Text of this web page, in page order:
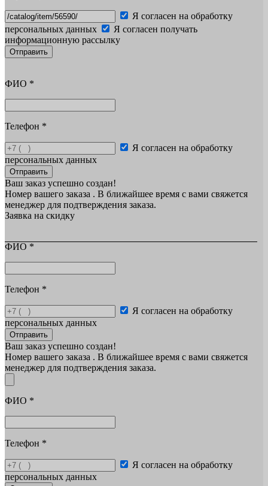
Я согласен на обработку
персональных данных
Я согласен получать
информационную рассылку
Отправить
ФИО *
Телефон *
Я согласен на обработку
персональных данных
Отправить
Ваш заказ успешно создан!
Номер вашего заказа . В ближайшее время с вами свяжется
менеджер для подтверждения заказа.
Заявка на скидку
ФИО *
Телефон *
Я согласен на обработку
персональных данных
Отправить
Ваш заказ успешно создан!
Номер вашего заказа . В ближайшее время с вами свяжется
менеджер для подтверждения заказа.
ФИО *
Телефон *
Я согласен на обработку
персональных данных